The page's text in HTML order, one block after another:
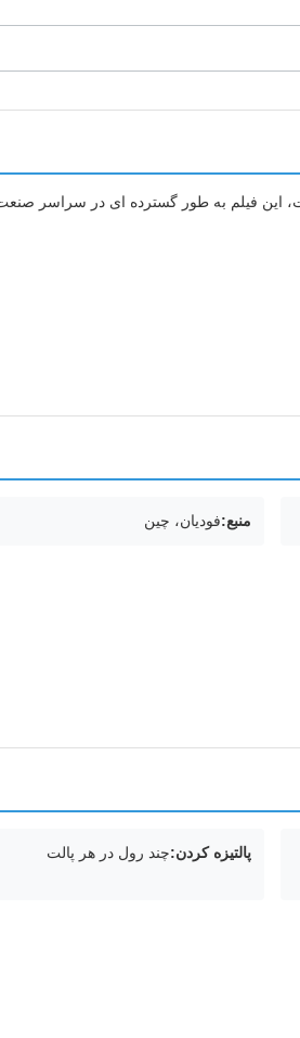
منبع:فودیان، چین
پالتیزه کردن:چند رول در هر پالت